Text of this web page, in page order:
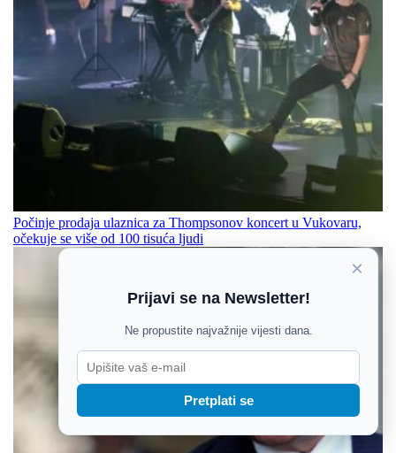
Počinje prodaja ulaznica za Thompsonov koncert u Vukovaru,
očekuje se više od 100 tisuća ljudi
×
Prijavi se na Newsletter!
Ne propustite najvažnije vijesti dana.
Pretplati se